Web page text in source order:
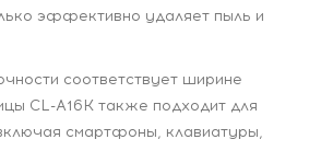
эффективно удаляет пыль и
соответствует ширине
CL-A16K также подходит для
смартфоны, клавиатуры,